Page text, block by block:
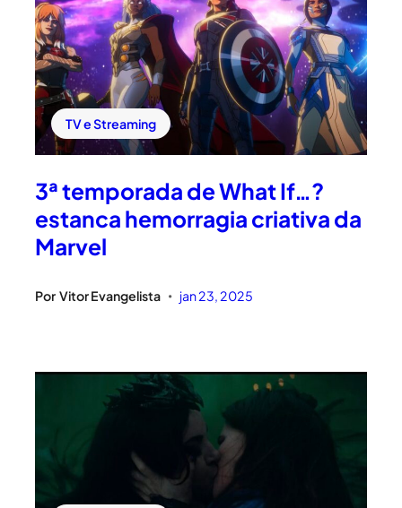
TV e Streaming
3ª temporada de What If…?
estanca hemorragia criativa da
Marvel
Por Vitor Evangelista • jan 23, 2025